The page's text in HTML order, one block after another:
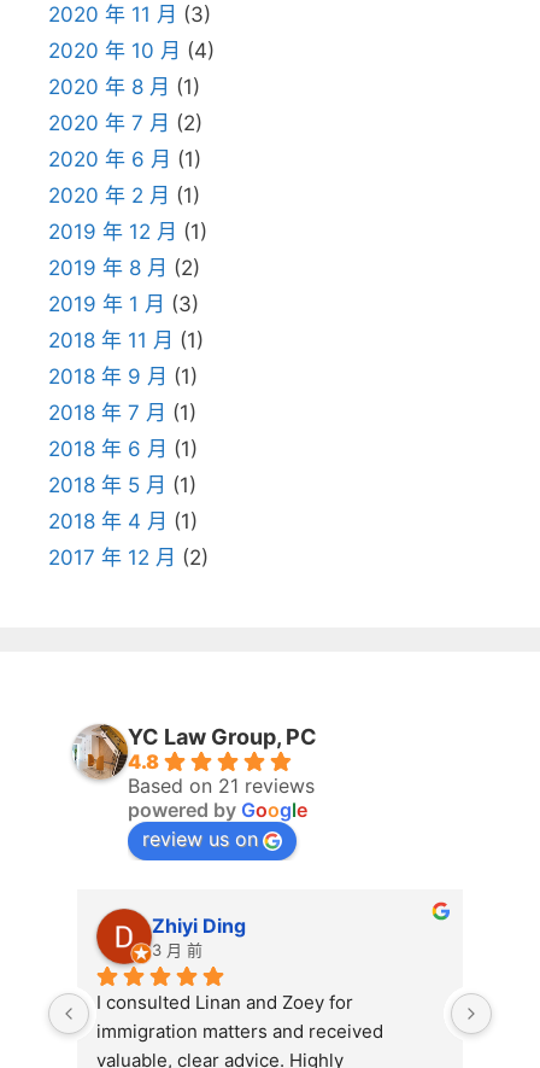
2020 年 11 月 (3)
2020 年 10 月 (4)
2020 年 8 月 (1)
2020 年 7 月 (2)
2020 年 6 月 (1)
2020 年 2 月 (1)
2019 年 12 月 (1)
2019 年 8 月 (2)
2019 年 1 月 (3)
2018 年 11 月 (1)
2018 年 9 月 (1)
2018 年 7 月 (1)
2018 年 6 月 (1)
2018 年 5 月 (1)
2018 年 4 月 (1)
2017 年 12 月 (2)
YC Law Group, PC
4.8
Based on 21 reviews
powered by Google
review us on
Zhiyi Ding
3 月 前
I consulted Linan and Zoey for
immigration matters and received
valuable, clear advice. Highly